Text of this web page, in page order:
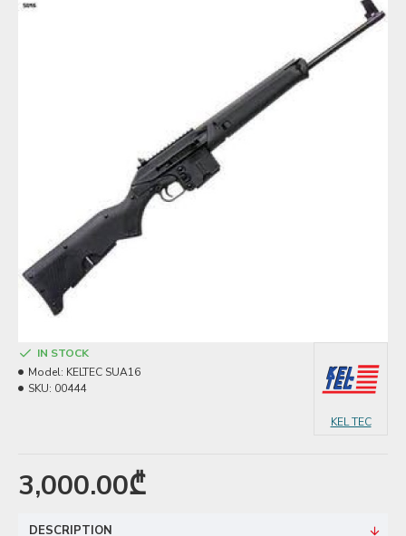
3,000.00₾
IN STOCK
Model: KELTEC SUA16
SKU: 00444
KEL TEC
DESCRIPTION